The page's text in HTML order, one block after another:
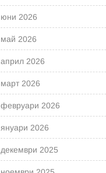
юни 2026
май 2026
април 2026
март 2026
февруари 2026
януари 2026
декември 2025